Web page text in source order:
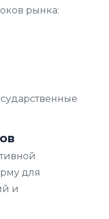
рынка:
для
и